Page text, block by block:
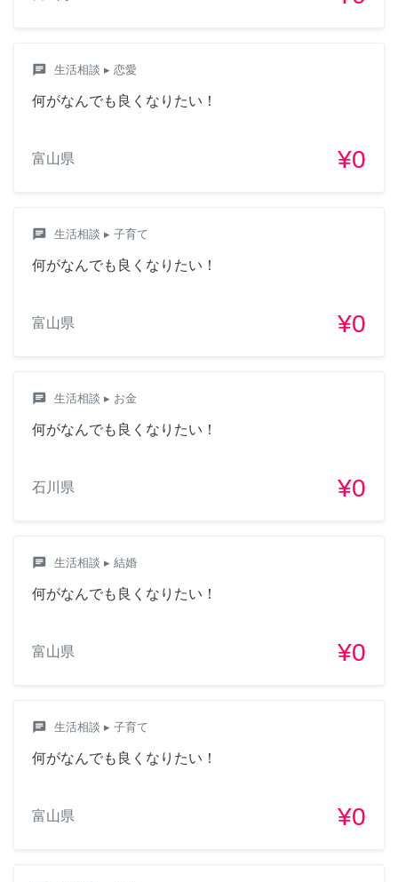
chat 生活相談 ▸ 恋愛
何がなんでも良くなりたい！
富山県 ¥0
chat 生活相談 ▸ 子育て
何がなんでも良くなりたい！
富山県 ¥0
chat 生活相談 ▸ お金
何がなんでも良くなりたい！
石川県 ¥0
chat 生活相談 ▸ 結婚
何がなんでも良くなりたい！
富山県 ¥0
chat 生活相談 ▸ 子育て
何がなんでも良くなりたい！
富山県 ¥0